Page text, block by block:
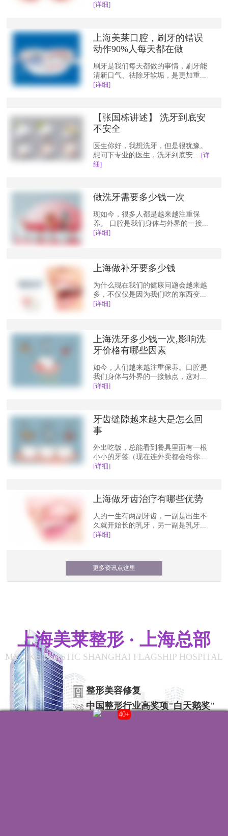
[详细]
上海美莱口腔，刷牙的错误
动作90%人每天都在做
刷牙是我们每天都做的事情，刷牙能
清新口气、祛除牙软垢，是更加重...
[详细]
【张国栋讲述】 洗牙到底安
不安全
医生你好，我想洗牙，但是很犹豫。
想问下专业的医生，洗牙到底安...
[详
细]
做洗牙需要多少钱一次
现如今，很多人都是越来越注重保
养。 口腔是我们身体与外界的一接...
[详细]
上海做补牙要多少钱
为什么现在我们的健康问题会越来越
多，不仅仅是因为我们吃的东西变...
[详细]
上海洗牙多少钱一次,影响洗
牙价格有哪些因素
如今，人们越来越注重保养。口腔是
我们身体与外界的一接触点，这对...
[详细]
牙齿缝隙越来越大是怎么回
事
外出吃饭，总能看到餐具里面有一根
小小的牙签（现在连外卖都会给你...
[详细]
上海做牙齿治疗有哪些优势
人的一生有两副牙齿，一副是出生不
久就开始长的乳牙，另一副是乳牙...
[详细]
更多资讯点这里
上海美莱整形 · 上海总部
MYLIKE PLASTIC SHANGHAI FLAGSHIP HOSPITAL
整形美容修复
中国整形行业高奖项"白天鹅奖"
43+